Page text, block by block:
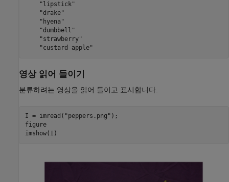
    "lipstick"
    "drake"
    "hyena"
    "dumbbell"
    "strawberry"
영상 읽어 들이기
분류하려는 영상을 읽어 들이고 표시합니다.
I = imread( "peppers.png" );
figure
imshow(I)